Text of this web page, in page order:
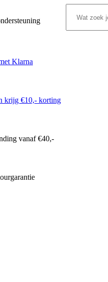
Klarna
krijg €10,- korting
vanaf €40,-